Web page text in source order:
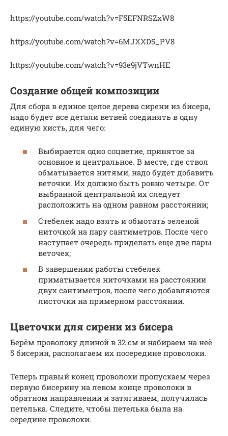
https://youtube.com/watch?v=F5EFNRSZxW8
https://youtube.com/watch?v=6MJXXD5_PV8
https://youtube.com/watch?v=93e9jVTwnHE
Создание общей композиции
Для сбора в единое целое дерева сирени из бисера,
надо будет все детали ветвей соединять в одну
единую кисть, для чего:
Выбирается одно соцветие, принятое за
основное и центральное. В месте, где ствол
обматывается нитями, надо будет добавить
веточки. Их должно быть ровно четыре. От
выбранной центральной их следует
расположить на одном равном расстоянии;
Стебелек надо взять и обмотать зеленой
ниточкой на пару сантиметров. После чего
наступает очередь приделать еще две пары
веточек;
В завершении работы стебелек
приматывается ниточками на расстоянии
двух сантиметров, после чего добавляются
листочки на примерном расстоянии.
Цветочки для сирени из бисера
Берём проволоку длиной в 32 см и набираем на неё
5 бисерин, располагаем их посередине проволоки.
Теперь правый конец проволоки пропускаем через
первую бисерину на левом конце проволоки в
обратном направлении и затягиваем, получилась
петелька. Следите, чтобы петелька была на
середине проволоки.